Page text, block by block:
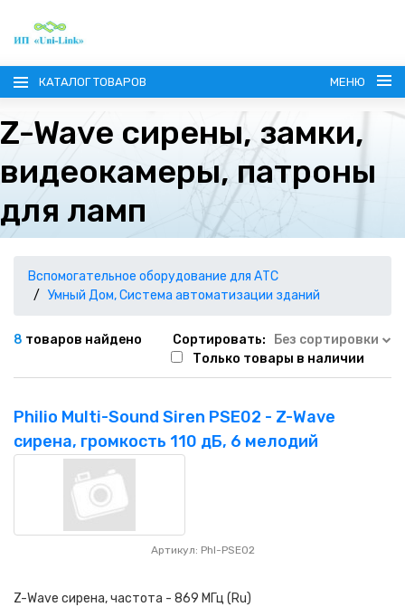
КАТАЛОГ ТОВАРОВ МЕНЮ
ГЛАВНАЯ
О КОМПАНИИ
НАШИ ПОКУПАТЕЛИ
НАША ПРОДУКЦИЯ
ГЕОСИНТЕТИЧЕСКИЕ МАТЕРИАЛЫ
+7 771 113 7307 manager@uni-link.kz
Z-Wave сирены, замки,
видеокамеры, патроны
для ламп
Вспомогательное оборудование для АТС
Умный Дом, Система автоматизации зданий
8 товаров найдено Сортировать:
Без сортировки
Только товары в наличии
Philio Multi-Sound Siren PSE02 - Z-Wave
сирена, громкость 110 дБ, 6 мелодий
Артикул: Phl-PSE02
Z-Wave сирена, частота - 869 МГц (Ru)